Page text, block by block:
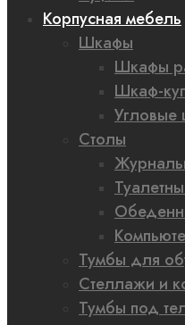
Корпусная мебель
Шкафы
Шкафы
Шкаф-
Столы
Тумбы для
Стеллажи и
Тумбы под